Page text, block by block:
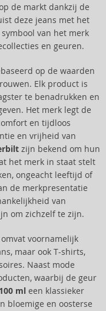
de markt dankzij de
deze jeans met het
van het merk
en geuren.
op de waarden
Elk product is
te benadrukken en
Het merk legt de
en tijdloos
en vrijheid van
zijn bekend om hun
het merk in staat stelt
ongeacht leeftijd of
de merkpresentatie
van
om zichzelf te zijn.
omvat voornamelijk
maar ook T-shirts,
Naast mode
waarbij de geur
100 ml een klassieker
bloemige en oosterse